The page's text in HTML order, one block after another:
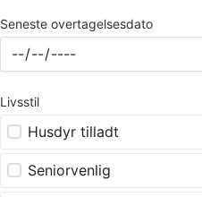
Seneste overtagelsesdato
Livsstil
Husdyr tilladt
Seniorvenlig